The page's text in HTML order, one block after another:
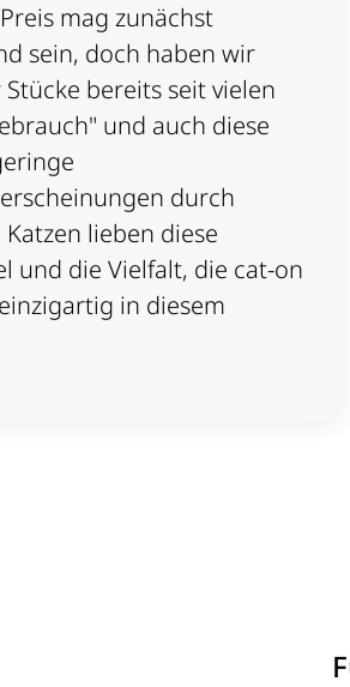
mag zunächst
sein, doch haben wir
bereits seit vielen
und auch diese
durch
Katzen lieben diese
und die Vielfalt, die cat-on
in diesem